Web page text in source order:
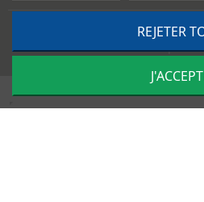
TRACTO PIÈCES -REJETER